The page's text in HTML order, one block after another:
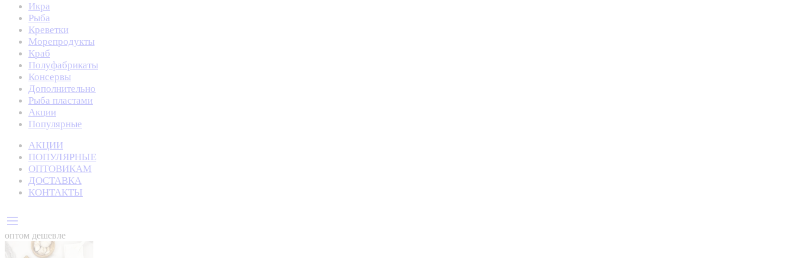
Икра
Рыба
Креветки
Морепродукты
Краб
Полуфабрикаты
Консервы
Дополнительно
Рыба пластами
Акции
Популярные
АКЦИИ
ПОПУЛЯРНЫЕ
ОПТОВИКАМ
ДОСТАВКА
КОНТАКТЫ
оптом дешевле